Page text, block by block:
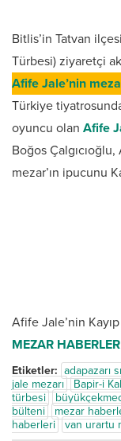
Bitlis’in Tatvan
Türbesi) ziyaretçi
Afife Jale’nin
Türkiye
oyuncu olan Afife
Boğos
mezar’ın ipucunu
Afife Jale’nin
MEZAR
Etiketler: adapazarı
jale mezarı
Bapir-i
türbesi
bülteni
mezar
haberleri
van urartu